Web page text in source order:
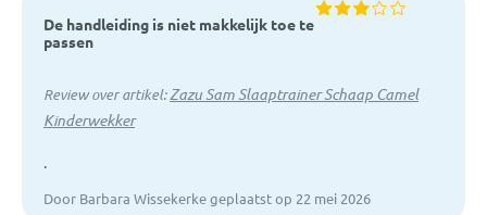
De handleiding is niet makkelijk toe te
passen
Review over artikel:Zazu Sam Slaaptrainer Schaap Camel
Kinderwekker
.
Door Barbara Wissekerke geplaatst op 22 mei 2026